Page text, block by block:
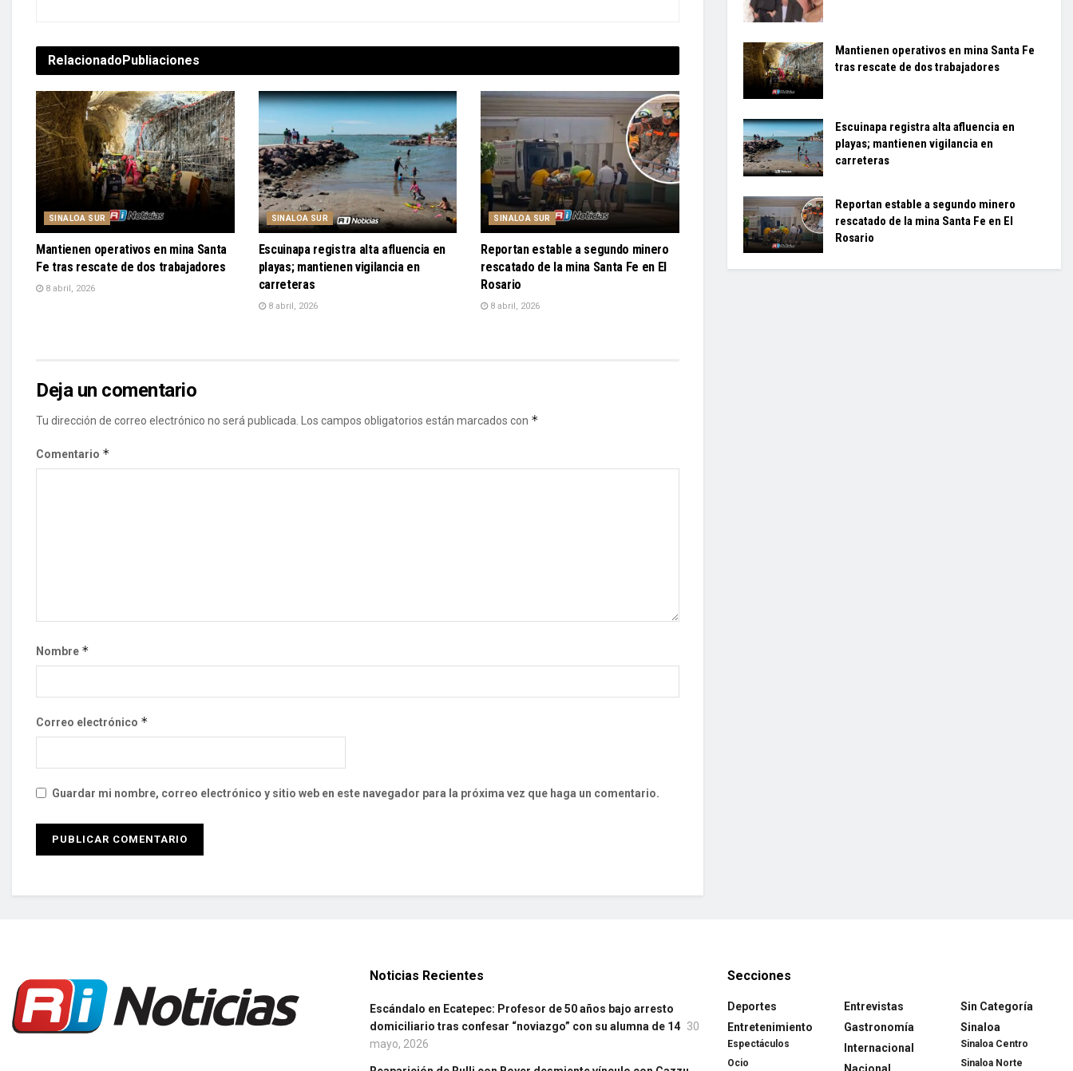
RelacionadoPubliaciones
SINALOA SUR
Mantienen operativos en mina Santa
Fe tras rescate de dos trabajadores
8 abril, 2026
SINALOA SUR
Escuinapa registra alta afluencia en
playas; mantienen vigilancia en
carreteras
8 abril, 2026
SINALOA SUR
Reportan estable a segundo minero
rescatado de la mina Santa Fe en El
Rosario
8 abril, 2026
Deja un comentario
Tu dirección de correo electrónico no será publicada. Los campos obligatorios están marcados con *
Comentario *
Nombre *
Correo electrónico *
Guardar mi nombre, correo electrónico y sitio web en este navegador para la próxima vez que haga un comentario.
Mantienen operativos en mina Santa Fe
tras rescate de dos trabajadores
Escuinapa registra alta afluencia en
playas; mantienen vigilancia en
carreteras
Reportan estable a segundo minero
rescatado de la mina Santa Fe en El
Rosario
Noticias Recientes
Escándalo en Ecatepec: Profesor de 50 años bajo arresto
domiciliario tras confesar “noviazgo” con su alumna de 14 30
mayo, 2026
Secciones
Deportes
Entretenimiento
Espectáculos
Ocio
Entrevistas
Gastronomía
Internacional
Nacional
Sin Categoría
Sinaloa
Sinaloa Centro
Sinaloa Norte